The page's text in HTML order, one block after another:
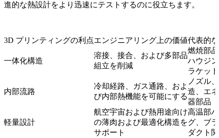
進的な熱設計をより迅速にテストするのに役立ちます。
3D プリンティングの利点エンジニアリング上の価値代表的
一体化構造
溶接、接合、および多部品
組立を削減
燃焼部
ハウジ
ラケット
内部流路
冷却経路、ガス通路、およ
び内部熱機能を可能にする
ノズル
造、エ
器部品
軽量設計
航空宇宙および熱用途向け
の薄肉および最適化構造を
サポート
高温部
グ、ブ
ダクト